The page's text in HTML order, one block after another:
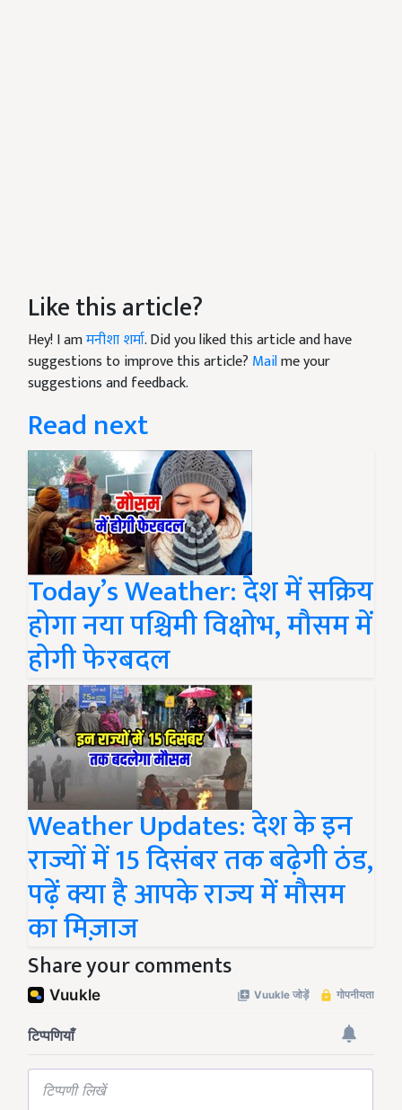
Like this article?
Hey! I amमनीशा शर्मा. Did you liked this article and have
suggestions to improve this article? Mailme your
suggestions and feedback.
Read next
Today’s Weather: देश में सक्रिय
होगा नया पश्चिमी विक्षोभ, मौसम में
होगी फेरबदल
Weather Updates: देश के इन
राज्यों में 15 दिसंबर तक बढ़ेगी ठंड,
पढ़ें क्या है आपके राज्य में मौसम
का मिज़ाज
Share your comments